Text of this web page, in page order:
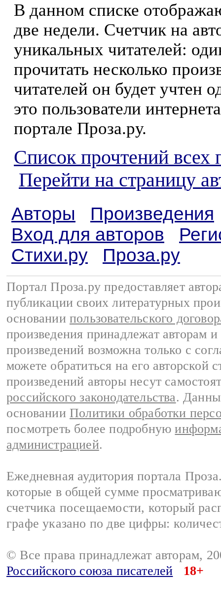
В данном списке
две недели. Счетчик на
уникальных читателей:
прочитать несколько
читателей он будет учтен
это пользователи
портале Проза.ру.
Список прочтений всех
Перейти на страницу
Авторы
Произведения
Вход для авторов
Стихи.ру
Проза.ру
Портал Проза.ру предоставляет
публикации своих литературных
основании пользовательского
произведения принадлежат авторам
произведений возможна только с
можете обратиться на его авторской
произведений авторы несут
российского законодательства.
основании Политики обработки
посмотреть более подробную
администрацией.
Ежедневная аудитория портала
которые в общей сумме
счетчика посещаемости, который
графе указано по две цифры:
© Все права принадлежат авторам,
Российского союза писателей
18+